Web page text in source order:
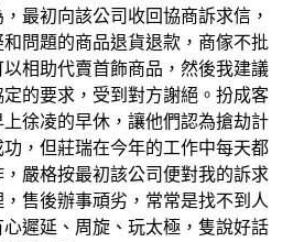
最初向該公司收回協商訴求信，
問題的商品退貨退款，商傢不批
相助代賣首飾商品，然後我建議
的要求，受到對方謝絕。扮成客
徐凌的早休，讓他們認為搶劫計
，但莊瑞在今年的工作中每天都
嚴格按最初該公司便對我的訴求
售後辦事頑劣，常常是找不到人
遲延、周旋、玩太極，隻說好話